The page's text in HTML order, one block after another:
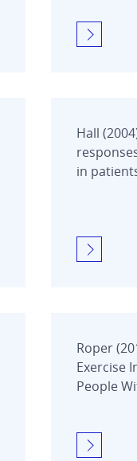
Hall
in
Roper
Exercise
People